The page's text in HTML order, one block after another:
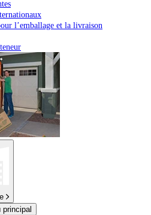
l’emballage et la livraison
principal